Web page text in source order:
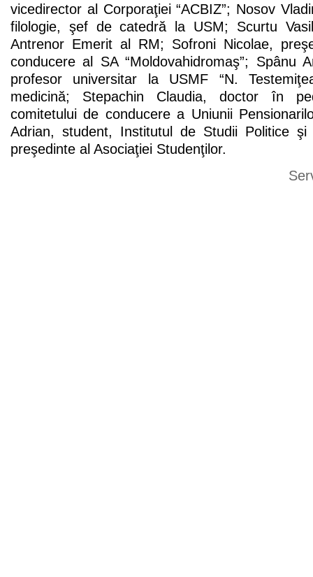
vicedirector al Corporaţiei “ACBIZ”; Nosov
filologie, şef de catedră la USM; Scurtu
Antrenor Emerit al RM; Sofroni Nicolae,
conducere al SA “Moldovahidromaş”; Spânu
profesor universitar la USMF “N.
medicină; Stepachin Claudia, doctor în
comitetului de conducere a Uniunii
Adrian, student, Institutul de Studii Politice şi
preşedinte al Asociaţiei Studenţilor.